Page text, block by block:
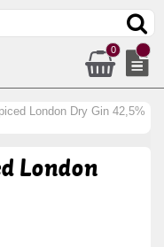
0
London Dry Gin 42,5%
London